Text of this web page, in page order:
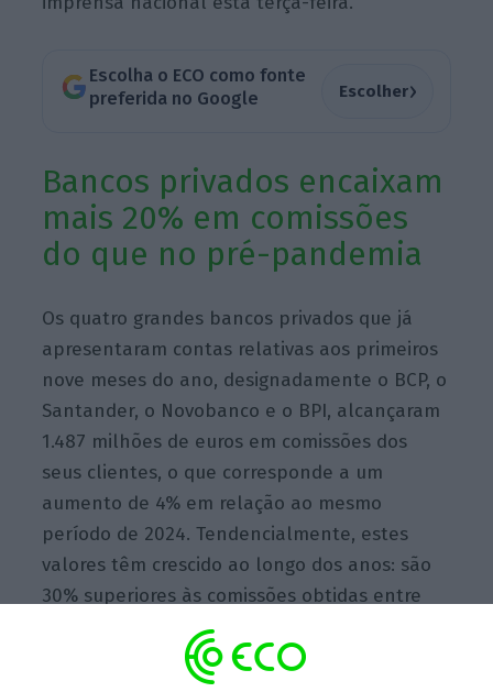
Escolha o ECO como fonte
preferida no Google
Escolher›
Bancos privados encaixam
mais 20% em comissões
do que no pré-pandemia
Os quatro grandes bancos privados que já
apresentaram contas relativas aos primeiros
nove meses do ano, designadamente o BCP, o
Santander, o Novobanco e o BPI, alcançaram
1.487 milhões de euros em comissões dos
seus clientes, o que corresponde a um
aumento de 4% em relação ao mesmo
período de 2024. Tendencialmente, estes
valores têm crescido ao longo dos anos: são
30% superiores às comissões obtidas entre
janeiro e setembro de 2020 (que foram
prejudicados pelo congelamento da atividade